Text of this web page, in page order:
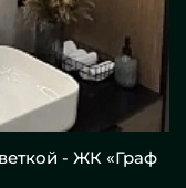
- ЖК «Граф